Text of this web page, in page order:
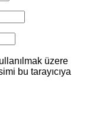
üzere
bu tarayıcıya